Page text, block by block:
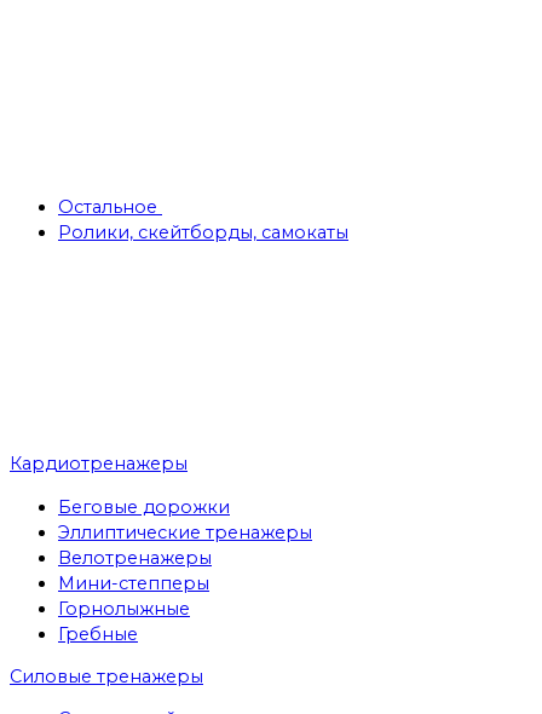
Остальное
Ролики, скейтборды, самокаты
Кардиотренажеры
Беговые дорожки
Эллиптические тренажеры
Велотренажеры
Мини-степперы
Горнолыжные
Гребные
Cиловые тренажеры